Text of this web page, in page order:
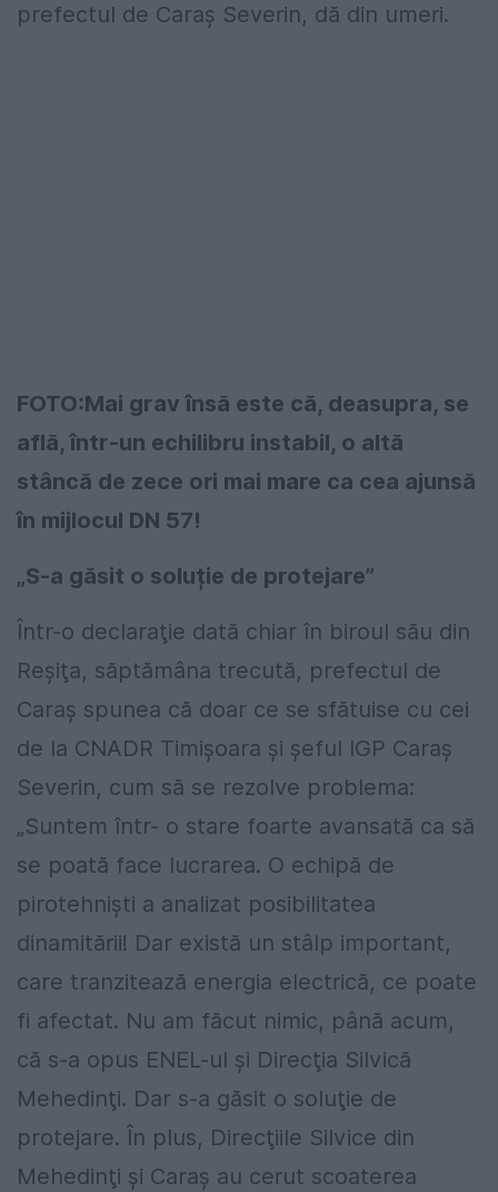
prefectul de Caraș Severin, dă din umeri.
FOTO:Mai grav însă este că, deasupra, se
află, într-un echilibru instabil, o altă
stâncă de zece ori mai mare ca cea ajunsă
în mijlocul DN 57!
„S-a găsit o soluție de protejare”
Într-o declaraţie dată chiar în biroul său din
Reșiţa, săptămâna trecută, prefectul de
Caraș spunea că doar ce se sfătuise cu cei
de la CNADR Timișoara și șeful IGP Caraș
Severin, cum să se rezolve problema:
„Suntem într- o stare foarte avansată ca să
se poată face lucrarea. O echipă de
pirotehniști a analizat posibilitatea
dinamitării! Dar există un stâlp important,
care tranzitează energia electrică, ce poate
fi afectat. Nu am făcut nimic, până acum,
că s-a opus ENEL-ul și Direcţia Silvică
Mehedinţi. Dar s-a găsit o soluţie de
protejare. În plus, Direcţiile Silvice din
Mehedinţi și Caraș au cerut scoaterea